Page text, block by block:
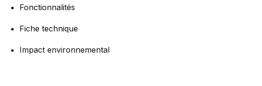
Fonctionnalités
Fiche technique
Impact environnemental